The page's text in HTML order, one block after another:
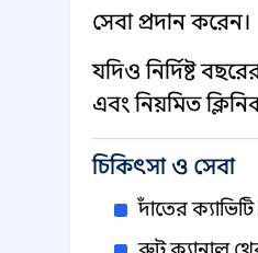
সেবা প্রদান করেন।
যদিও নির্দিষ্ট
এবং নিয়মিত
চিকিৎসা ও সেবা
দাঁতের